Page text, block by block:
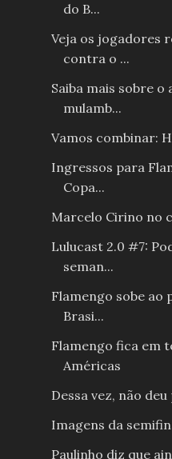
do B...
Veja os jogadores
contra o ...
Saiba mais sobre
mulamb...
Vamos combinar:
Ingressos para
Copa...
Marcelo Cirino no
Lulucast 2.0 #7:
seman...
Flamengo sobe ao
Brasi...
Flamengo fica em
Américas
Dessa vez, não
Imagens da
Paulinho diz que